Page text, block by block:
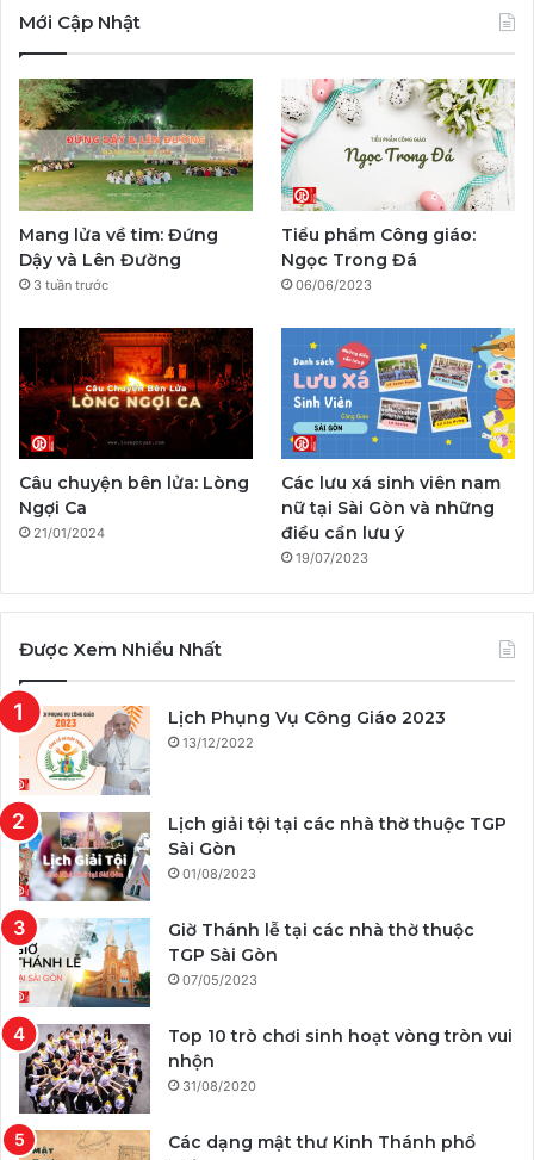
c
b
o
o
k
u
b
e
a
g
r
a
a
g
r
a
m
o
k
Mới Cập Nhật
Mang lửa về tim: Đứng
Dậy và Lên Đường
3 tuần trước
Tiểu phẩm Công giáo:
Ngọc Trong Đá
06/06/2023
Câu chuyện bên lửa: Lòng
Ngợi Ca
21/01/2024
Các lưu xá sinh viên nam
nữ tại Sài Gòn và những
điều cần lưu ý
19/07/2023
Được Xem Nhiều Nhất
Lịch Phụng Vụ Công Giáo 2023
13/12/2022
Lịch giải tội tại các nhà thờ thuộc TGP
Sài Gòn
01/08/2023
Giờ Thánh lễ tại các nhà thờ thuộc
TGP Sài Gòn
07/05/2023
Top 10 trò chơi sinh hoạt vòng tròn vui
nhộn
31/08/2020
Các dạng mật thư Kinh Thánh phổ